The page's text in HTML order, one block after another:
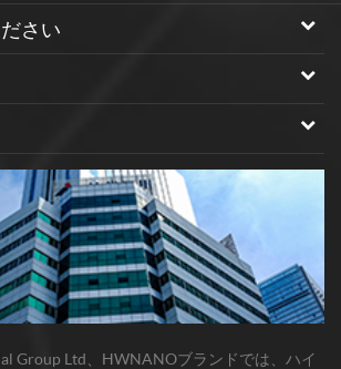
さい
Group Ltd、HWNANOブランドでは、ハイ